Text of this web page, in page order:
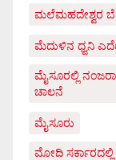
ಮಲೆಮಹದೇಶ್ವರ
ಮೆದುಳಿನ ಧ್ವನಿ
ಮೈಸೂರಲ್ಲಿ
ಚಾಲನೆ
ಮೈಸೂರು
ಮೋದಿ